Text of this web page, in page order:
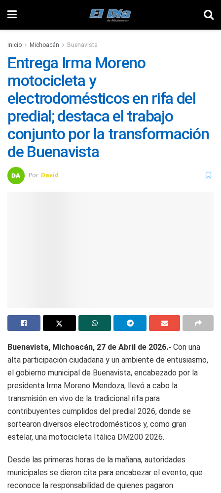
Inicio Michoacán Buenavista
Entrega Irma Moreno
motocicleta y
electrodomésticos en rifa del
predial; destaca el trabajo
conjunto por la transformación
de Buenavista
Por: David
Buenavista, Michoacán, 27 de Abril de 2026.- Con una
alta participación ciudadana y un ambiente de entusiasmo,
el gobierno municipal de Buenavista, encabezado por la
presidenta Irma Moreno Mendoza, llevó a cabo la
transmisión en vivo de la tradicional rifa para
contribuyentes cumplidos del predial 2026, donde se
sortearon diversos electrodomésticos y, como gran
estelar, una motocicleta Itálica DM200 2026.
Desde las primeras horas de la mañana, autoridades
municipales se dieron cita para encabezar el evento, que
reconoce la responsabilidad de quienes pagaron